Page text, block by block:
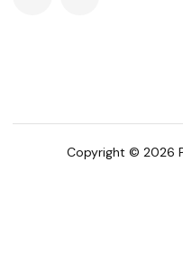
Copyright © 2026